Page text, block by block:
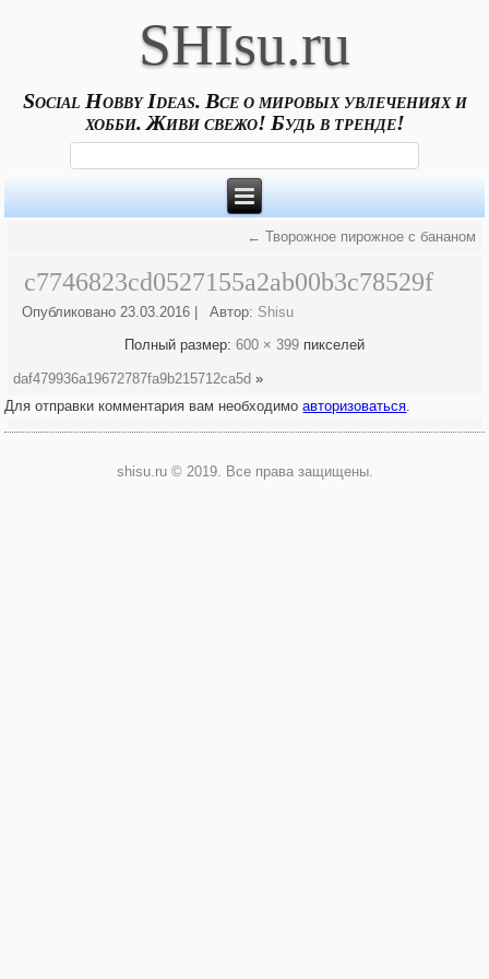
SHIsu.ru
Social Hobby Ideas. Все о мировых увлечениях и
хобби. Живи свежо! Будь в тренде!
← Творожное пирожное с бананом
c7746823cd0527155a2ab00b3c78529f
Опубликовано 23.03.2016 Автор: Shisu
Полный размер: 600 × 399 пикселей
daf479936a19672787fa9b215712ca5d »
Для отправки комментария вам необходимоавторизоваться.
shisu.ru © 2019. Все права защищены.